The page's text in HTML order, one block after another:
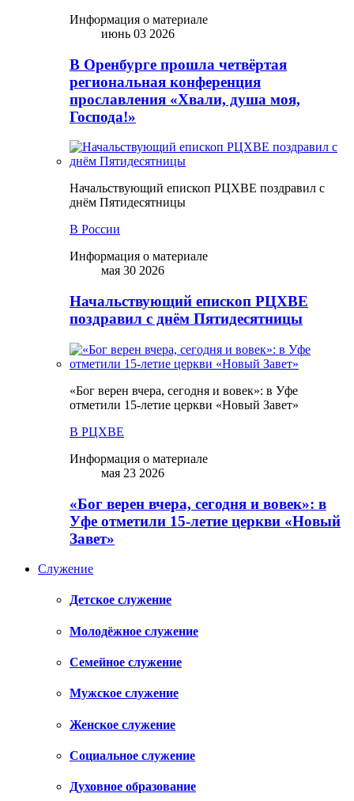
Информация о материале
июнь 03 2026
В Оренбурге прошла четвёртая
региональная конференция
прославления «Хвали, душа моя,
Господа!»
Начальствующий епископ РЦХВЕ поздравил с
днём Пятидесятницы
В России
Информация о материале
мая 30 2026
Начальствующий епископ РЦХВЕ
поздравил с днём Пятидесятницы
«Бог верен вчера, сегодня и вовек»: в Уфе
отметили 15-летие церкви «Новый Завет»
В РЦХВЕ
Информация о материале
мая 23 2026
«Бог верен вчера, сегодня и вовек»: в
Уфе отметили 15-летие церкви «Новый
Завет»
Служение
Детское служение
Молодёжное служение
Семейное служение
Мужское служение
Женское служение
Социальное служение
Духовное образование